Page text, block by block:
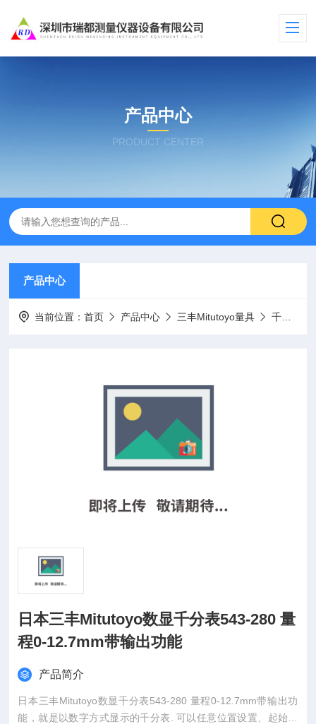
产品中心
PRODUCT CENTER
产品中心
当前位置：首页 产品中心 三丰Mitutoyo量具 千分表
日本三丰Mitutoyo数显千分表543-280 量
程0-12.7mm带输出功能
产品简介
日本三丰Mitutoyo数显千分表543-280 量程0-12.7mm带输出功
能，就是以数字方式显示的千分表. 可以任意位置设置、起始值